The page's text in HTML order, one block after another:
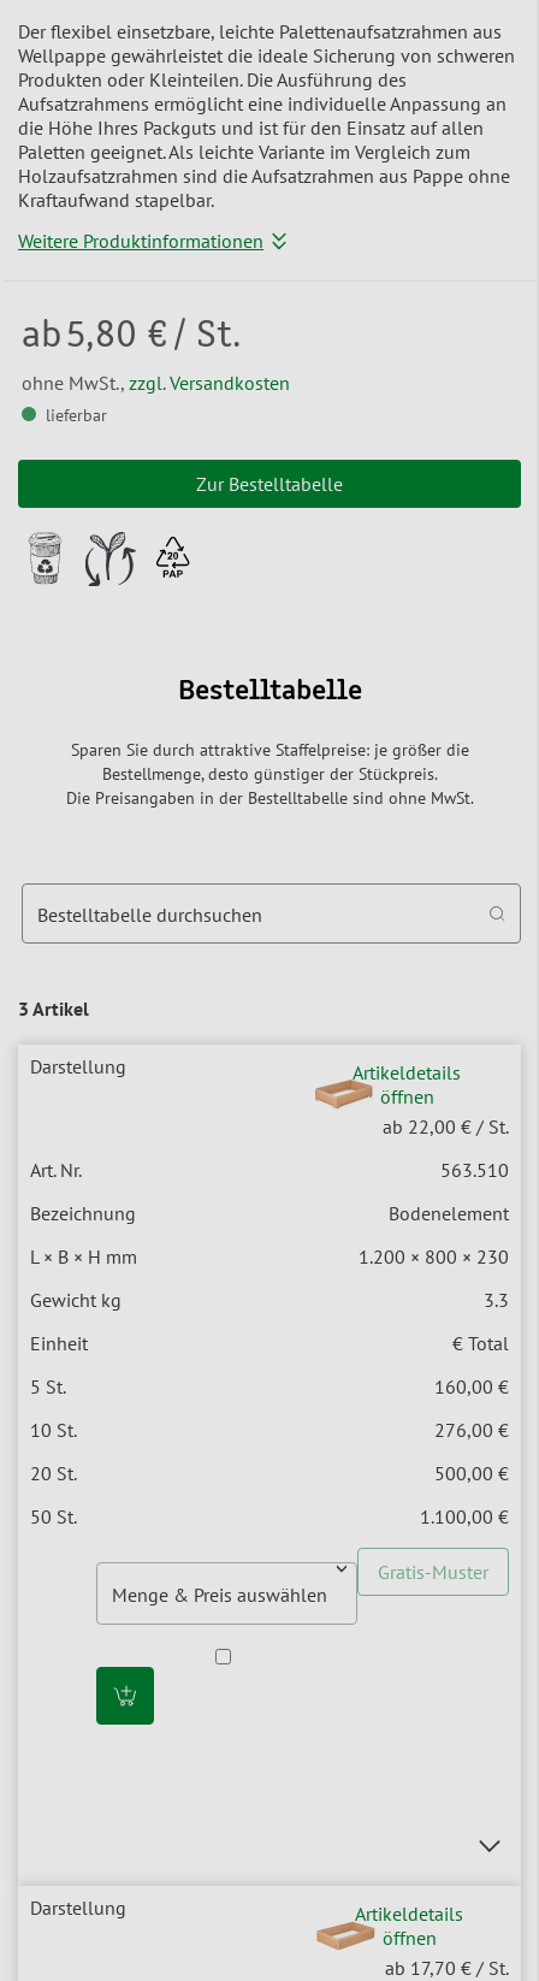
Der flexibel einsetzbare, leichte Palettenaufsatzrahmen aus
Wellpappe gewährleistet die ideale Sicherung von schweren
Produkten oder Kleinteilen. Die Ausführung des
Aufsatzrahmens ermöglicht eine individuelle Anpassung an
die Höhe Ihres Packguts und ist für den Einsatz auf allen
Paletten geeignet. Als leichte Variante im Vergleich zum
Holzaufsatzrahmen sind die Aufsatzrahmen aus Pappe ohne
Kraftaufwand stapelbar.
Weitere Produktinformationen
ab5,80 € / St.
ohne MwSt., zzgl. Versandkosten
lieferbar
Zur Bestelltabelle
Bestelltabelle
Sparen Sie durch attraktive Staffelpreise: je größer die
Bestellmenge, desto günstiger der Stückpreis.
Die Preisangaben in der Bestelltabelle sind ohne MwSt.
3 Artikel
Bestelltabelle durchsuchen
Artikeldetails
öffnen
ab 22,00 € / St.
563.510
Bodenelement
1.200 × 800 × 230
3.3
€ Total
160,00 €
276,00 €
500,00 €
1.100,00 €
Gratis-Muster
Artikeldetails
öffnen
ab 17,70 € / St.